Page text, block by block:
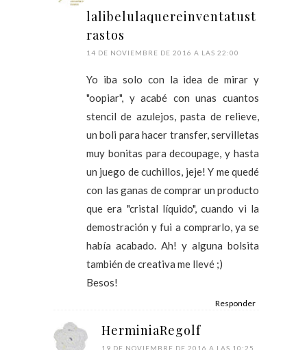
lalibelulaquereinventatust
rastos
14 DE NOVIEMBRE DE 2016 A LAS 22:00
Yo iba solo con la idea de mirar y
"oopiar", y acabé con unas cuantos
stencil de azulejos, pasta de relieve,
un boli para hacer transfer, servilletas
muy bonitas para decoupage, y hasta
un juego de cuchillos, jeje! Y me quedé
con las ganas de comprar un producto
que era "cristal líquido", cuando vi la
demostración y fui a comprarlo, ya se
había acabado. Ah! y alguna bolsita
también de creativa me llevé ;)
Besos!
Responder
HerminiaRegolf
19 DE NOVIEMBRE DE 2016 A LAS 10:25